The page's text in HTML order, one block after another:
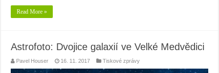
Read More »
Astrofoto: Dvojice galaxií ve Velké Medvědici
Pavel Houser 16. 11. 2017 Tiskové zprávy